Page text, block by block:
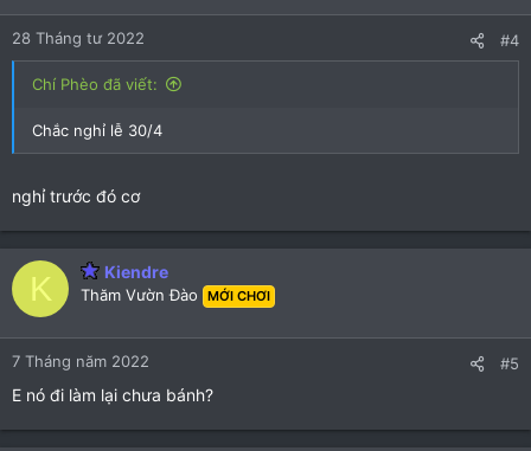
28 Tháng tư 2022 #4
Chí Phèo đã viết:
Chắc nghỉ lễ 30/4
nghỉ trước đó cơ
K Kiendre
Thăm Vườn Đào MỚI CHƠI
7 Tháng năm 2022 #5
E nó đi làm lại chưa bánh?